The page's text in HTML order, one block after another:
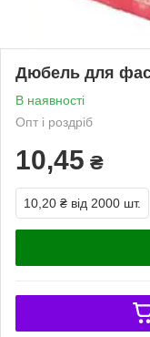
Дюбель для
В наявності
Опт і роздріб
10,45 ₴
10,20 ₴ від 2000 шт.